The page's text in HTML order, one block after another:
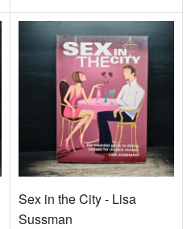
Sex in the City - Lisa
Sussman